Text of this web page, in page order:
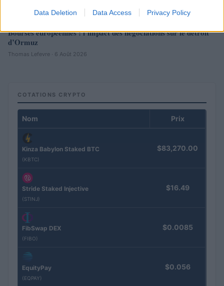
Data Deletion Data Access Privacy Policy
Bourses européennes : l’impact des négociations sur le détroit
d’Ormuz
Thomas Lefevre · 6 Août 2026
COTATIONS CRYPTO
Nom Prix
Kinza Babylon Staked BTC
(KBTC)
$83,270.00
Stride Staked Injective
(STINJ)
$16.49
FibSwap DEX
(FIBO)
$0.0085
EquityPay
(EQPAY)
$0.056